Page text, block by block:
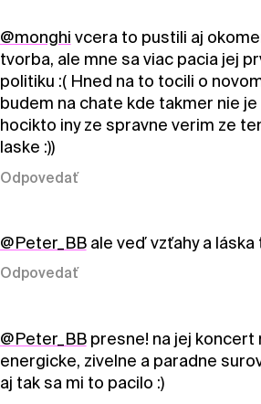
@monghi vcera to pustili aj
tvorba, ale mne sa viac pacia jej
politiku :( Hned na to tocili o
budem na chate kde takmer nie
hocikto iny ze spravne verim ze
laske :))
Odpovedať
@Peter_BBale veď vzťahy a láska
Odpovedať
@Peter_BBpresne! na jej koncert
energicke, zivelne a paradne
aj tak sa mi to pacilo :)